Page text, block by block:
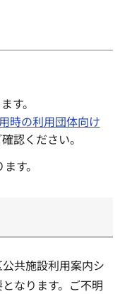
す。
時の利用団体向け
認ください。
す。
共施設利用案内シ
なります。ご不明